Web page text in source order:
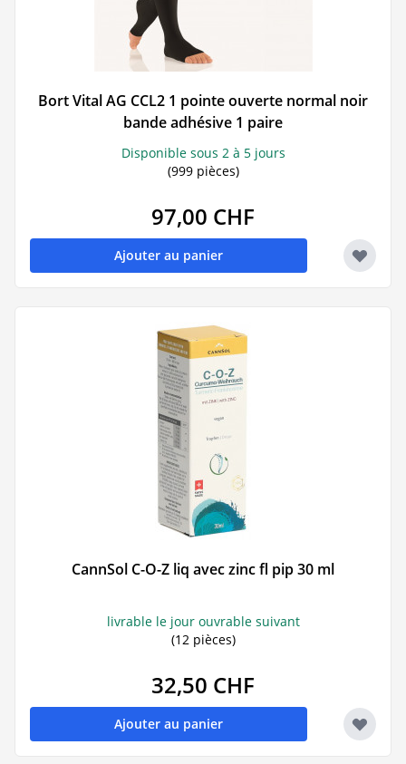
Bort Vital AG CCL2 1 pointe ouverte normal noir
bande adhésive 1 paire
Disponible sous 2 à 5 jours
(999 pièces)
97,00 CHF
Ajouter au panier
CannSol C-O-Z liq avec zinc fl pip 30 ml
livrable le jour ouvrable suivant
(12 pièces)
32,50 CHF
Ajouter au panier